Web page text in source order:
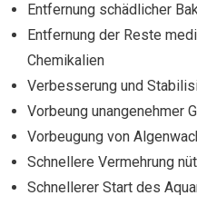
Entfernung schädlicher
Entfernung der Reste
Chemikalien
Verbesserung und
Vorbeung unangenehmer
Vorbeugung von
Schnellere Vermehrung
Schnellerer Start des